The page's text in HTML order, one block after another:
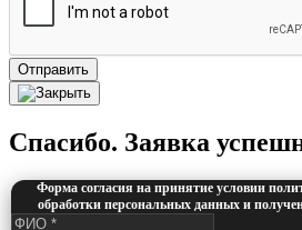
Отправить
Спасибо. Заявка
Форма согласия на принятие условии
обработки персональных данных и